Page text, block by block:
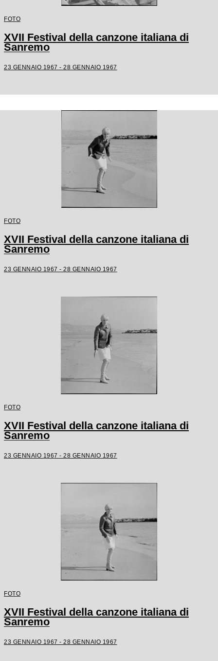
FOTO
XVII Festival della canzone italiana di
Sanremo
23 GENNAIO 1967 - 28 GENNAIO 1967
FOTO
XVII Festival della canzone italiana di
Sanremo
23 GENNAIO 1967 - 28 GENNAIO 1967
FOTO
XVII Festival della canzone italiana di
Sanremo
23 GENNAIO 1967 - 28 GENNAIO 1967
FOTO
XVII Festival della canzone italiana di
Sanremo
23 GENNAIO 1967 - 28 GENNAIO 1967